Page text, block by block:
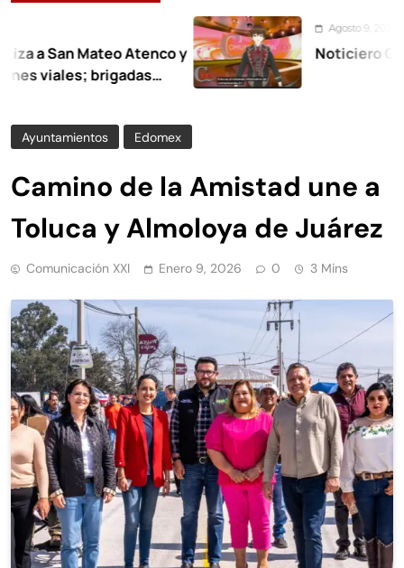
Mateo Atenco y
brigadas
Agosto 9, 2026
Noticiero
Ayuntamientos Edomex
Camino de la Amistad une a
Toluca y Almoloya de Juárez
Comunicación XXI Enero 9, 2026 0 3 Mins